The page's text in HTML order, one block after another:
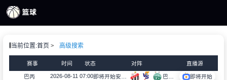
播
闻
当前位置:首页 高级搜索
赛事 时间 状态 对阵 直播源
巴丙 2026-08-11 07:00即将开始
即将开始